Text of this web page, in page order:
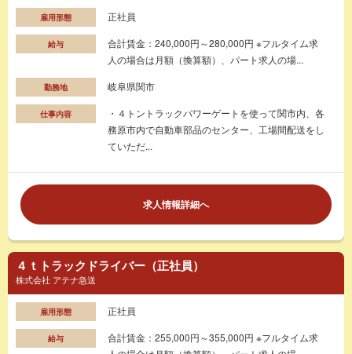
雇用形態 正社員
給与
合計賃金：240,000円～280,000円 ※フルタイム求
人の場合は月額（換算額）、パート求人の場...
勤務地 岐阜県関市
仕事内容
・４トントラックパワーゲートを使って関市内、各
務原市内で自動車部品のセンター、工場間配送をし
ていただ...
求人情報詳細へ
４ｔトラックドライバー（正社員）
株式会社 アテナ急送
雇用形態 正社員
給与
合計賃金：255,000円～355,000円 ※フルタイム求